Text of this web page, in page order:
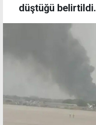
düştüğü belirtildi.